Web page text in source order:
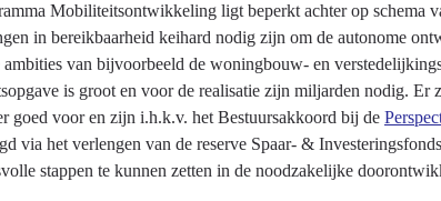
Mobiliteitsontwikkeling ligt beperkt achter op schema
in bereikbaarheid keihard nodig zijn om de autonome
ambities van bijvoorbeeld de woningbouw- en
is groot en voor de realisatie zijn miljarden nodig. Er
goed voor en zijn i.h.k.v. het Bestuursakkoord bij de
via het verlengen van de reserve Spaar- &
stappen te kunnen zetten in de noodzakelijke